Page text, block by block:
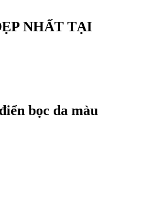
NHẤT TẠI
bọc da màu